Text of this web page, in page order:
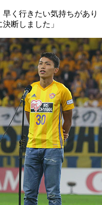
早く行きたい気持ちがあり
断しました」